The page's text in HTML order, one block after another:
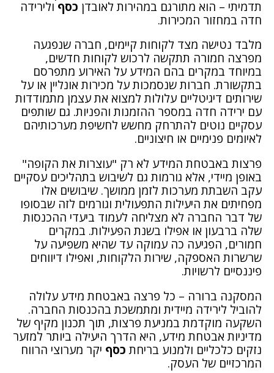
תדמיתי – הוא מתורגם במהירות לאובדן כסף ולירידה
חדה במחזור המכירות.
מלבד נטישה מצד לקוחות קיימים, חברה שנפגעה
מפרצה חמורה תתקשה לרכוש לקוחות חדשים,
במיוחד במקרים בהם המידע על האירוע מתפרסם
בתקשורת. חברות שנסמכות על מכירות אונליין או על
שירותים דיגיטליים עלולות למצוא את עצמן מתמודדות
עם ירידה חדה במספר ההזמנות והפניות. גם שותפים
עסקיים נוטים להתרחק מחשש לחשיפת מערכותיהם
לאיומים פנימיים או חיצוניים.
פרצות באבטחת המידע לא רק "עוצרות את הקופה"
באופן מיידי, אלא גורמות גם לשיבוש בתהליכים עסקיים
עקב השבתת מערכות לזמן ממושך. שיבושים אלו
מפחיתים את היעילות התפעולית וגורמים לזה שבסופו
של דבר החברה לא מצליחה לעמוד ביעדי ההכנסות
שלה ברבעון או אפילו בשנת הפעילות. במקרים
חמורים, הפגיעה כה עמוקה עד שהיא משפיעה על
שרשרות האספקה, שירות הלקוחות, ואפילו דיווחים
פיננסיים לרשויות.
המסקנה ברורה – כל פרצה באבטחת מידע עלולה
להוביל לירידה מיידית ומתמשכת בהכנסות החברה.
השקעה מוקדמת במניעת פרצות, תוך תכנון מקיף של
מדיניות אבטחת מידע, היא הדרך היעילה ביותר למזער
נזקים כלכליים ולמנוע בריחתכסף יקר מערוצי הרווח
המרכזיים של העסק.